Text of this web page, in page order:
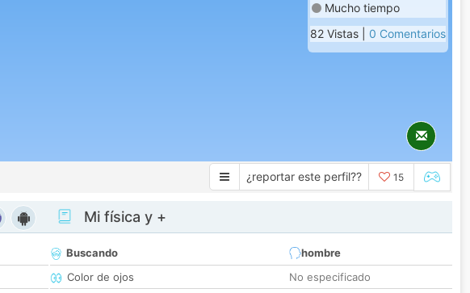
Mucho tiempo
82 Vistas | 0 Comentarios
¿reportar este perfil?? 15
Mi física y +
Buscando
hombre
Color de ojos
No especificado